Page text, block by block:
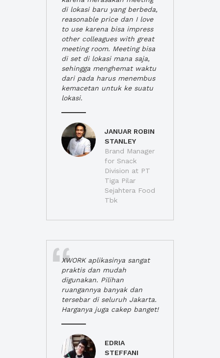
di lokasi baru yang berbeda,
reasonable price dan I love
to use karena bisa impress
other colleagues with great
meeting room. Meeting bisa
di set di lokasi mana saja,
sehingga menghemat waktu
dari pada harus menembus
kemacetan untuk ke suatu
lokasi.
JANUAR ROBIN
STANLEY
Brand Manager
for Snack
Division at PT
Tiga Pilar
Sejahtera Food
Tbk
XWORK aplikasinya sangat
praktis dan mudah
digunakan. Pilihan
ruangannya banyak dan
tersebar di seluruh Jakarta.
Harganya juga cakep banget!
EDRIA
STEFFANI